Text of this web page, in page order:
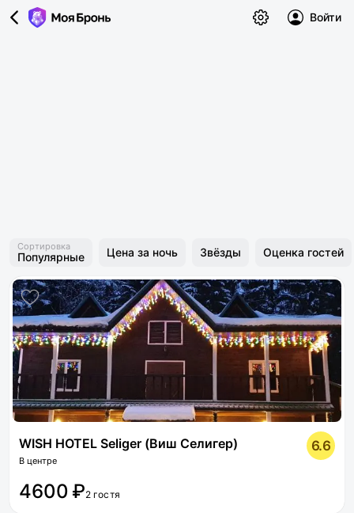
Войти
Сортировка
Популярные Цена за ночь Звёзды Оценка гостей
WISH HOTEL Seliger (Виш Селигер)
В центре
6.6
4600 ₽2 гостя